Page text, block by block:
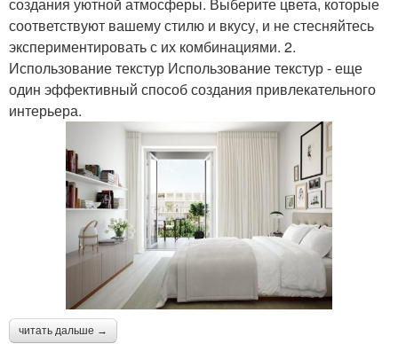
создания уютной атмосферы. Выберите цвета, которые
соответствуют вашему стилю и вкусу, и не стесняйтесь
экспериментировать с их комбинациями. 2.
Использование текстур Использование текстур - еще
один эффективный способ создания привлекательного
интерьера.
читать дальше →